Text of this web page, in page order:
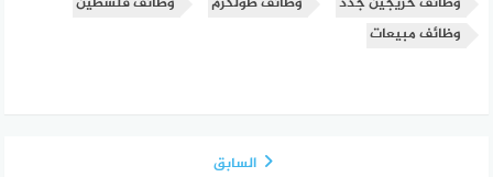
وظائف مبيعات
السابق